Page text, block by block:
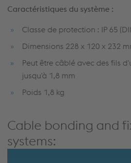
Caractéristiques du système :
Classe de protection : IP 65
Dimensions 228 x 120 x 232
Peut être câblé avec des fils
jusqu'à 1,8 mm
Poids 1,8 kg
Cable bonding and
systems: